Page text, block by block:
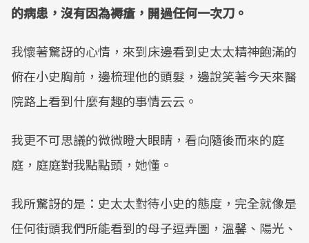
的病患，沒有因為褥瘡，開過任何一次刀。
我懷著驚訝的心情，來到床邊看到史太太精神飽滿的
俯在小史胸前，邊梳理他的頭髮，邊說笑著今天來醫
院路上看到什麼有趣的事情云云。
我更不可思議的微微瞪大眼睛，看向隨後而來的庭
庭，庭庭對我點點頭，她懂。
我所驚訝的是：史太太對待小史的態度，完全就像是
任何街頭我們所能看到的母子逗弄圖，溫馨、陽光、